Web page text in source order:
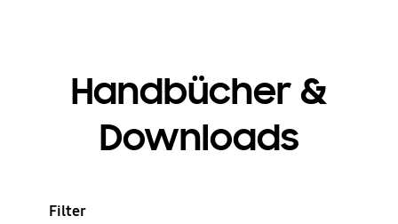
Handbücher &
Downloads
Filter